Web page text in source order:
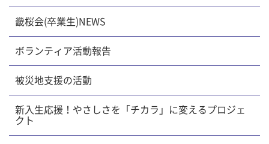
畿桜会(卒業生)NEWS
ボランティア活動報告
被災地支援の活動
新入生応援！やさしさを「チカラ」に変えるプロジェ
クト